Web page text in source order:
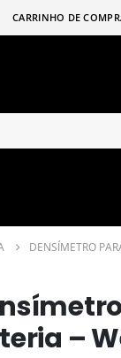
CARRINHO DE
DENSÍMETRO
–